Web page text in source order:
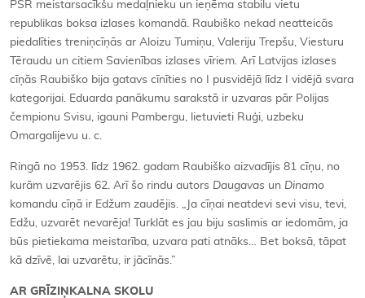
PSR meistarsacīkšu medaļnieku un ieņēma stabilu vietu
republikas boksa izlases komandā. Raubiško nekad neatteicās
piedalīties treniņcīņās ar Aloizu Tumiņu, Valeriju Trepšu, Viesturu
Tēraudu un citiem Savienības izlases vīriem. Arī Latvijas izlases
cīņās Raubiško bija gatavs cīnīties no I pusvidējā līdz I vidējā svara
kategorijai. Eduarda panākumu sarakstā ir uzvaras pār Polijas
čempionu Svisu, igauni Pambergu, lietuvieti Ruģi, uzbeku
Omargalijevu u. c.
Ringā no 1953. līdz 1962. gadam Raubiško aizvadījis 81 cīņu, no
kurām uzvarējis 62. Arī šo rindu autors Daugavas un Dinamo
komandu cīņā ir Edžum zaudējis. „Ja cīņai neatdevi sevi visu, tevi,
Edžu, uzvarēt nevarēja! Turklāt es jau biju saslimis ar iedomām, ja
būs pietiekama meistarība, uzvara pati atnāks… Bet boksā, tāpat
kā dzīvē, lai uzvarētu, ir jācīnās.”
AR GRĪZIŅKALNA SKOLU